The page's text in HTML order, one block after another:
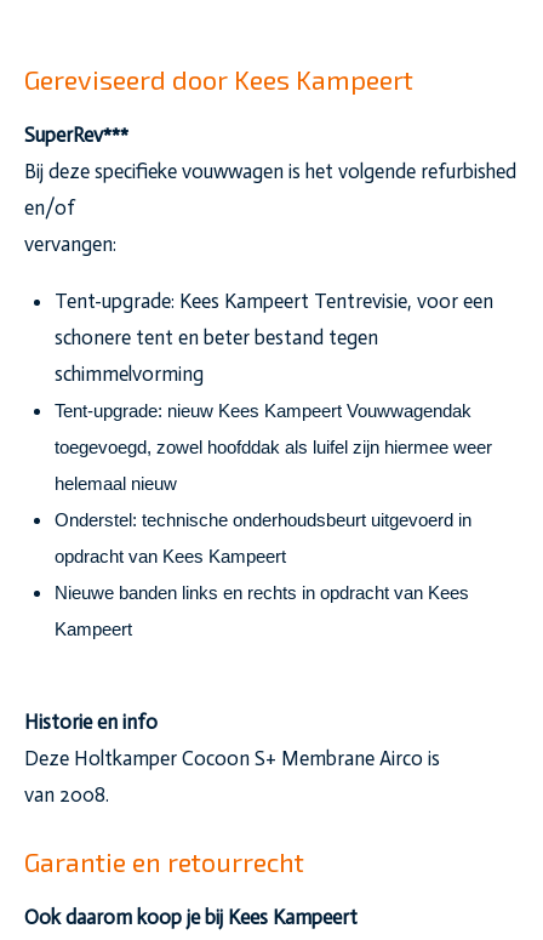
Gereviseerd door Kees Kampeert
SuperRev***
Bij deze specifieke vouwwagen is het volgende refurbished
en/of
vervangen:
Tent-upgrade: Kees Kampeert Tentrevisie, voor een
schonere tent en beter bestand tegen
schimmelvorming
Tent-upgrade: nieuw Kees Kampeert Vouwwagendak
toegevoegd, zowel hoofddak als luifel zijn hiermee weer
helemaal nieuw
Onderstel: technische onderhoudsbeurt uitgevoerd in
opdracht van Kees Kampeert
Nieuwe banden links en rechts in opdracht van Kees
Kampeert
Historie en info
Deze Holtkamper Cocoon S+ Membrane Airco is
van 2008.
Garantie en retourrecht
Ook daarom koop je bij Kees Kampeert